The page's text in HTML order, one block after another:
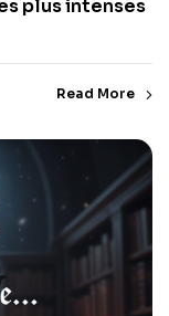
plus intenses
Read More